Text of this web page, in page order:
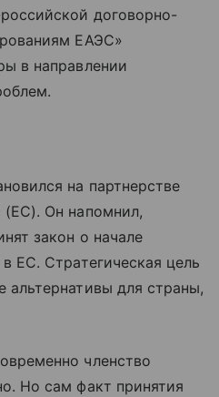
договорно-
ЕАЭС»
в направлении
на партнерстве
Он напомнил,
закон о начале
ЕС. Стратегическая цель
альтернативы для страны,
членство
Но сам факт принятия